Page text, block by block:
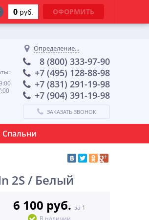
Определение...
8 (800) 333-97-90
+7 (495) 128-88-98
+7 (831) 291-19-98
+7 (904) 391-19-98
ЗАКАЗАТЬ ЗВОНОК
Спальни
2S / Белый
6 100 руб. за 1
В наличии
0 руб. ОФОРМИТЬ